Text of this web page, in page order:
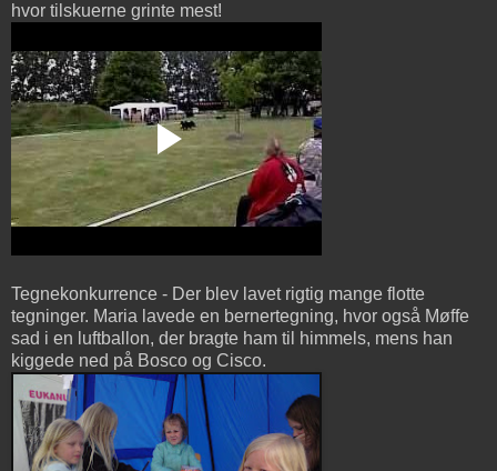
hvor tilskuerne grinte mest!
Tegnekonkurrence - Der blev lavet rigtig mange flotte
tegninger. Maria lavede en bernertegning, hvor også Møffe
sad i en luftballon, der bragte ham til himmels, mens han
kiggede ned på Bosco og Cisco.